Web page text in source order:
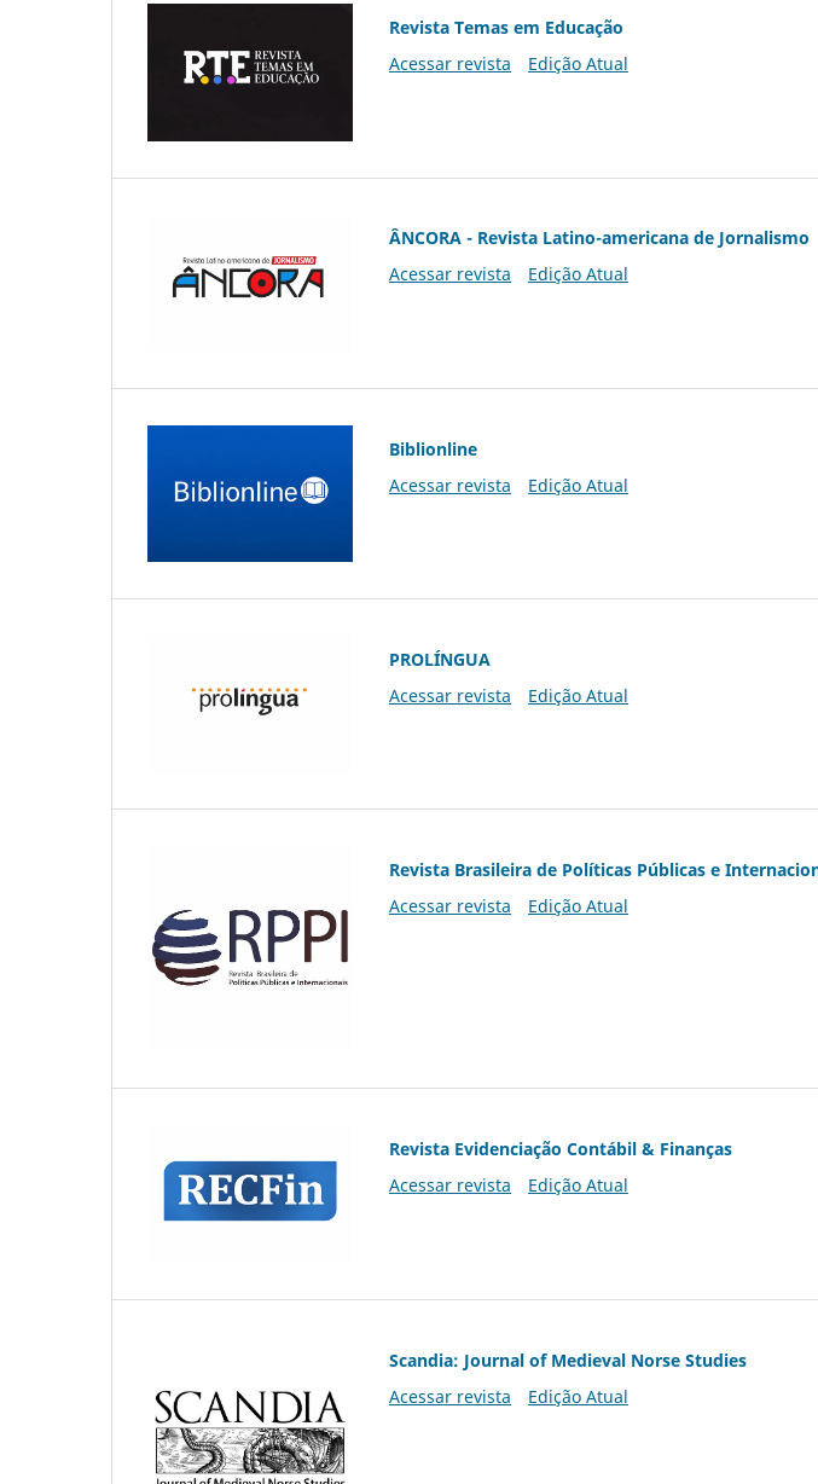
Revista Temas em Educação
Acessar revista
Edição Atual
ÂNCORA - Revista Latino-americana de Jornalismo
Acessar revista
Edição Atual
Biblionline
Acessar revista
Edição Atual
PROLÍNGUA
Acessar revista
Edição Atual
Revista Brasileira de Políticas Públicas e
Acessar revista
Edição Atual
Revista Evidenciação Contábil & Finanças
Acessar revista
Edição Atual
Scandia: Journal of Medieval Norse Studies
Acessar revista
Edição Atual